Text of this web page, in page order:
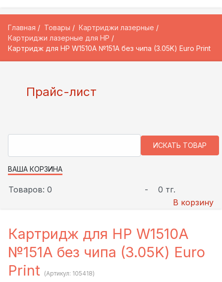
Главная Товары
Картриджи лазерные
Картриджи лазерные для HP
Картридж для HP W1510A №151A без чипа (3.05K) Euro Print
Прайс-лист
ВАША КОРЗИНА
Товаров: 0 -
0 тг.
В корзину
Картридж для HP W1510A
№151A без чипа (3.05K) Euro
Print (Артикул: 105418)